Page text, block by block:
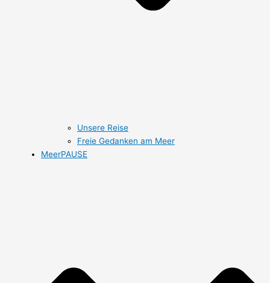
Unsere Reise
Freie Gedanken am Meer
MeerPAUSE